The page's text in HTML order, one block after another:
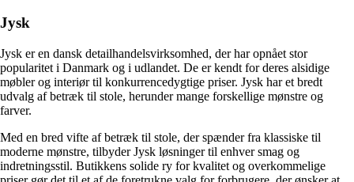
Jysk
Jysk er en dansk detailhandelsvirksomhed, der har opnået stor
popularitet i Danmark og i udlandet. De er kendt for deres alsidige
møbler og interiør til konkurrencedygtige priser. Jysk har et bredt
udvalg af betræk til stole, herunder mange forskellige mønstre og
farver.
Med en bred vifte af betræk til stole, der spænder fra klassiske til
moderne mønstre, tilbyder Jysk løsninger til enhver smag og
indretningsstil. Butikkens solide ry for kvalitet og overkommelige